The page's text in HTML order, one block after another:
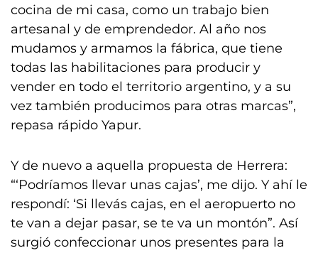
cocina de mi casa, como un trabajo bien
artesanal y de emprendedor. Al año nos
mudamos y armamos la fábrica, que tiene
todas las habilitaciones para producir y
vender en todo el territorio argentino, y a su
vez también producimos para otras marcas”,
repasa rápido Yapur.
Y de nuevo a aquella propuesta de Herrera:
“‘Podríamos llevar unas cajas’, me dijo. Y ahí le
respondí: ‘Si llevás cajas, en el aeropuerto no
te van a dejar pasar, se te va un montón”. Así
surgió confeccionar unos presentes para la